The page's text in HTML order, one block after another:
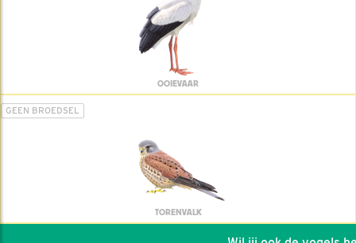
OOIEVAAR
GEEN BROEDSEL
TORENVALK